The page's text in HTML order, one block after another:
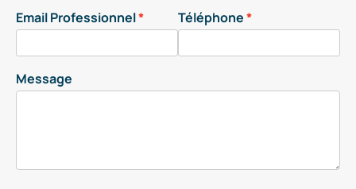
Email Professionnel Téléphone
Message